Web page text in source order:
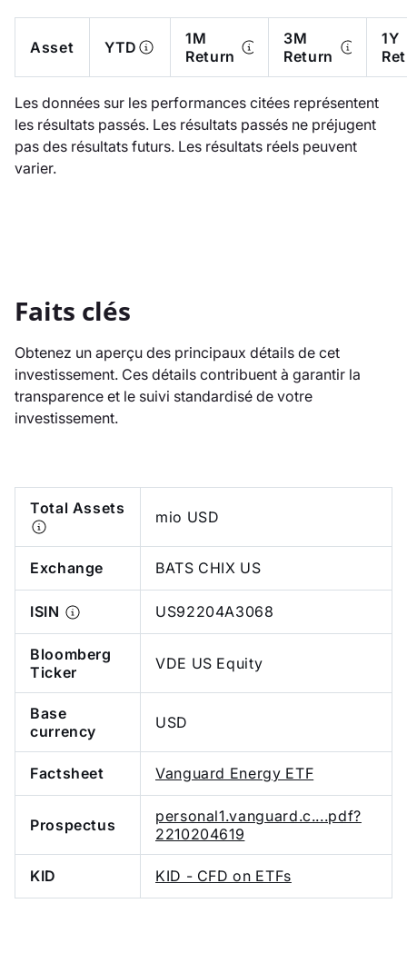
Asset YTD
1M
Return
3M
Return
1Y
Les données sur les performances citées représentent
les résultats passés. Les résultats passés ne préjugent
pas des résultats futurs. Les résultats réels peuvent
varier.
Faits clés
Obtenez un aperçu des principaux détails de cet
investissement. Ces détails contribuent à garantir la
transparence et le suivi standardisé de votre
investissement.
Total Assets mio USD
Exchange BATS CHIX US
ISIN US92204A3068
Bloomberg
Ticker
VDE US Equity
Base
currency
USD
Factsheet Vanguard Energy ETF
Prospectus
personal1.vanguard.c....pdf?
2210204619
KID KID - CFD on ETFs